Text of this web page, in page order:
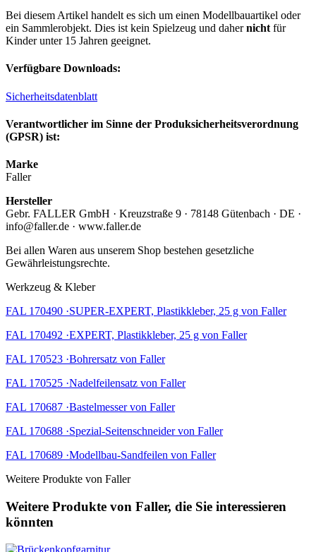
Bei diesem Artikel handelt es sich um einen Modellbauartikel oder
ein Sammlerobjekt. Dies ist kein Spielzeug und dahernicht für
Kinder unter 15 Jahren geeignet.
Verfügbare Downloads:
Sicherheitsdatenblatt
Verantwortlicher im Sinne der Produksicherheitsverordnung
(GPSR) ist:
Marke
Faller
Hersteller
Gebr. FALLER GmbH · Kreuzstraße 9 · 78148 Gütenbach · DE ·
info@faller.de · www.faller.de
Bei allen Waren aus unserem Shop bestehen gesetzliche
Gewährleistungsrechte.
Werkzeug & Kleber
FAL 170490 ·SUPER-EXPERT, Plastikkleber, 25 g von Faller
FAL 170492 ·EXPERT, Plastikkleber, 25 g von Faller
FAL 170523 ·Bohrersatz von Faller
FAL 170525 ·Nadelfeilensatz von Faller
FAL 170687 ·Bastelmesser von Faller
FAL 170688 ·Spezial-Seitenschneider von Faller
FAL 170689 ·Modellbau-Sandfeilen von Faller
Weitere Produkte von Faller
Weitere Produkte von Faller, die Sie interessieren
könnten